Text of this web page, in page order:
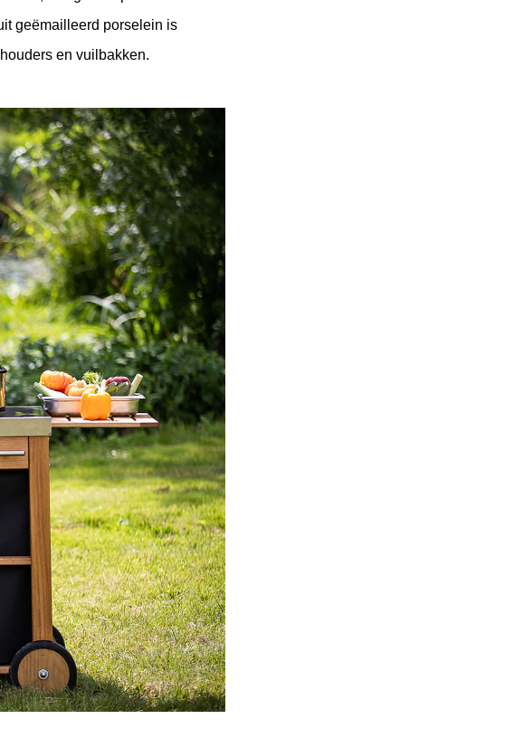
geëmailleerd porselein is
en vuilbakken.